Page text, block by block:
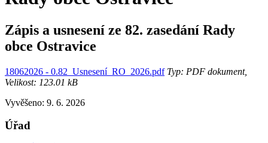
Zápis a usnesení ze 82. zasedání Rady
obce Ostravice
18062026 - 0.82_Usnesení_RO_2026.pdfTyp: PDF dokument,
Velikost: 123.01 kB
Vyvěšeno: 9. 6. 2026
Úřad